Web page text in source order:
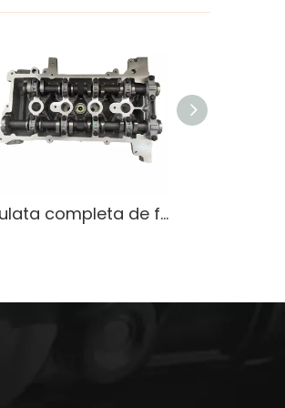
Culata completa de fabricación de motores K4M para Renault